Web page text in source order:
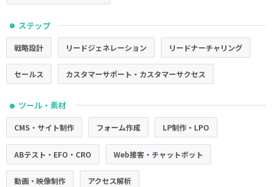
● ステップ
戦略設計 リードジェネレーション リードナーチャリング
セールス カスタマーサポート・カスタマーサクセス
● ツール・素材
CMS・サイト制作 フォーム作成 LP制作・LPO
ABテスト・EFO・CRO Web接客・チャットボット
動画・映像制作 アクセス解析